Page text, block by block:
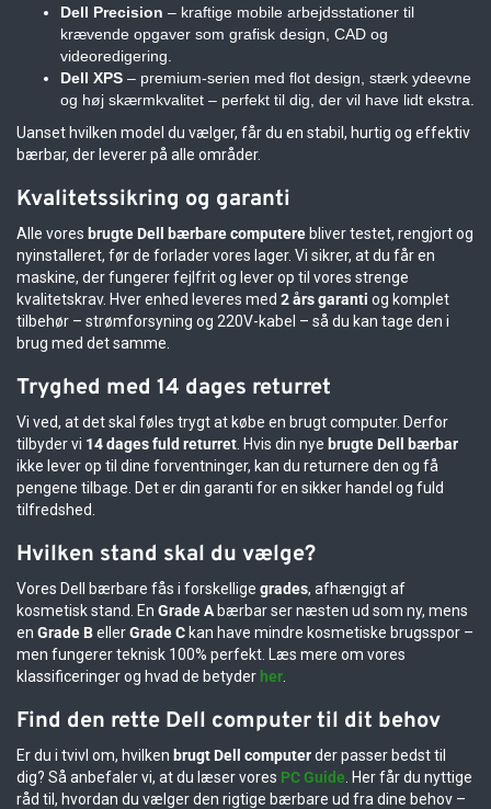
Dell Precision – kraftige mobile arbejdsstationer til
krævende opgaver som grafisk design, CAD og
videoredigering.
Dell XPS – premium-serien med flot design, stærk ydeevne
og høj skærmkvalitet – perfekt til dig, der vil have lidt ekstra.
Uanset hvilken model du vælger, får du en stabil, hurtig og effektiv
bærbar, der leverer på alle områder.
Kvalitetssikring og garanti
Alle vores brugte Dell bærbare computere bliver testet, rengjort og
nyinstalleret, før de forlader vores lager. Vi sikrer, at du får en
maskine, der fungerer fejlfrit og lever op til vores strenge
kvalitetskrav. Hver enhed leveres med 2 års garanti og komplet
tilbehør – strømforsyning og 220V-kabel – så du kan tage den i
brug med det samme.
Tryghed med 14 dages returret
Vi ved, at det skal føles trygt at købe en brugt computer. Derfor
tilbyder vi 14 dages fuld returret . Hvis din nye brugte Dell bærbar
ikke lever op til dine forventninger, kan du returnere den og få
pengene tilbage. Det er din garanti for en sikker handel og fuld
tilfredshed.
Hvilken stand skal du vælge?
Vores Dell bærbare fås i forskellige grades, afhængigt af
kosmetisk stand. En Grade A bærbar ser næsten ud som ny, mens
en Grade BellerGrade C kan have mindre kosmetiske brugsspor –
men fungerer teknisk 100% perfekt. Læs mere om vores
klassificeringer og hvad de betyder her
Find den rette Dell computer til dit behov
Er du i tvivl om, hvilken brugt Dell computerder passer bedst til
dig? Så anbefaler vi, at du læser vores PC Guide . Her får du nyttige
råd til, hvordan du vælger den rigtige bærbare ud fra dine behov –